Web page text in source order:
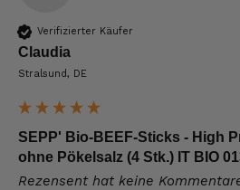
Verifizierter Käufer
Claudia
Stralsund, DE
SEPP' Bio-BEEF-Sticks - High
ohne Pökelsalz (4 Stk.) IT BIO
Rezensent hat keine